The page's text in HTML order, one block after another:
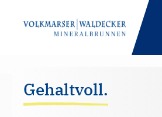
PRODUKTE
Gehaltvoll.